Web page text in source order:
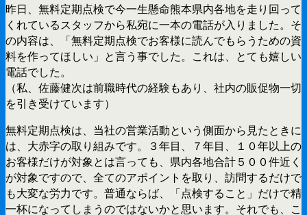
昨日、無料定期点検で今一生懸命熊本県内各地を走り回って
くれているスタッフから私宛に一本の電話が入りました。そ
の内容は、「無料定期点検でお客様に読んでもらうための資
料を作ってほしい」と言う事でした。これは、とても嬉しい
電話でした。
（私、佐藤健次は前職時代の経験もあり、社内の販促物一切
を引き受けています）
無料定期点検は、当社の営業活動という側面から見たときに
は、大赤字の取り組みです。３年目、７年目、１０年以上の
お客様だけが対象とは言っても、県内各地合計５００件近く
が対象ですので、全てのアポイントを取り、訪問するだけで
も大変な労力です。普通ならば、「点検すること」だけで精
一杯になってしまうのではないかと思います。それでも、こ